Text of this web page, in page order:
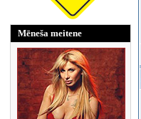
Mēneša meitene